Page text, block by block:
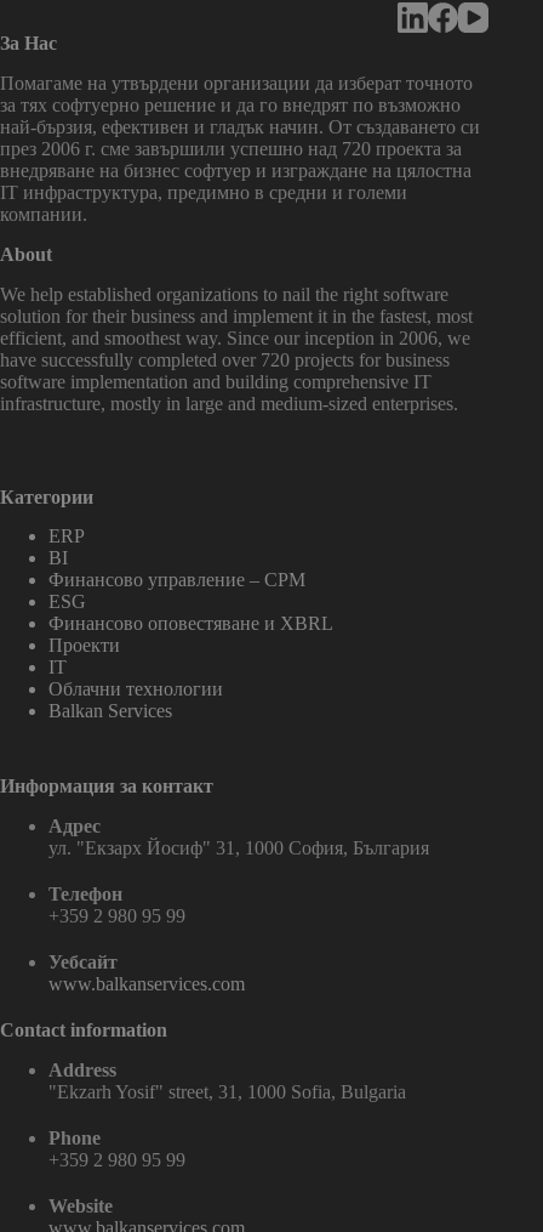
За Нас
Помагаме на утвърдени организации да изберат точното
за тях софтуерно решение и да го внедрят по възможно
най-бързия, ефективен и гладък начин. От създаването си
през 2006 г. сме завършили успешно над 720 проекта за
внедряване на бизнес софтуер и изграждане на цялостна
IT инфраструктура, предимно в средни и големи
компании.
About
We help established organizations to nail the right software
solution for their business and implement it in the fastest, most
efficient, and smoothest way. Since our inception in 2006, we
have successfully completed over 720 projects for business
software implementation and building comprehensive IT
infrastructure, mostly in large and medium-sized enterprises.
Категории
ERP
BI
Финансово управление – CPM
ESG
Финансово оповестяване и XBRL
Проекти
IT
Облачни технологии
Balkan Services
Информация за контакт
Адрес
ул. "Екзарх Йосиф" 31, 1000 София, България
Телефон
+359 2 980 95 99
Уебсайт
www.balkanservices.com
Contact information
Address
"Ekzarh Yosif" street, 31, 1000 Sofia, Bulgaria
Phone
+359 2 980 95 99
Website
www.balkanservices.com